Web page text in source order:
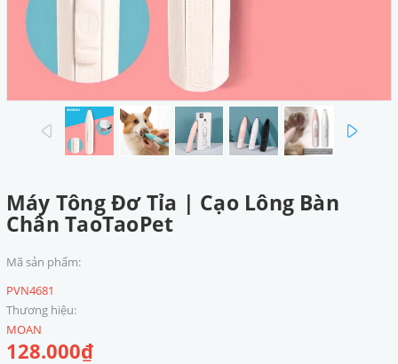
prev
Máy Tông Đơ Tỉa | Cạo Lông Bàn
Chân TaoTaoPet
Mã sản phẩm:
PVN4681
Thương hiệu:
MOAN
128.000₫